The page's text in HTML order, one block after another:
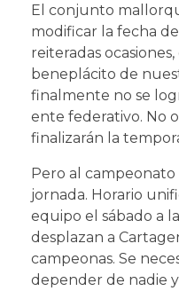
El conjunto
modificar la fecha
reiteradas
beneplácito de
finalmente no se
ente federativo. No
finalizarán la
Pero al
jornada. Horario
equipo el sábado a
desplazan a
campeonas. Se
depender de nadie